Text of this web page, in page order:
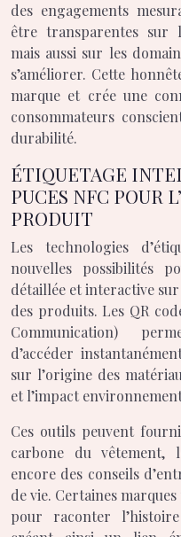
des engagements
être transparentes sur
mais aussi sur les
s’améliorer. Cette
marque et crée une
consommateurs
durabilité.
ÉTIQUETAGE
PUCES NFC POUR
PRODUIT
Les technologies
nouvelles possibilités
détaillée et interactive
des produits. Les QR
Communication)
d’accéder
sur l’origine des
et l’impact
Ces outils peuvent
carbone du vêtement,
encore des conseils
de vie. Certaines
pour raconter